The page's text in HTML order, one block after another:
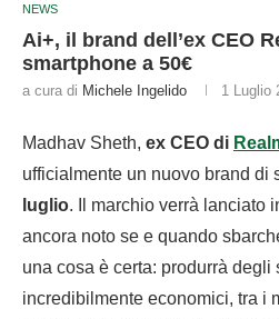
NEWS
Ai+, il brand dell’ex CEO
smartphone a 50€
a cura di Michele Ingelido 1 Luglio
Madhav Sheth, ex CEO di
ufficialmente un nuovo brand di
luglio. Il marchio verrà lanciato
ancora noto se e quando
una cosa è certa: produrrà degli
incredibilmente economici, tra i